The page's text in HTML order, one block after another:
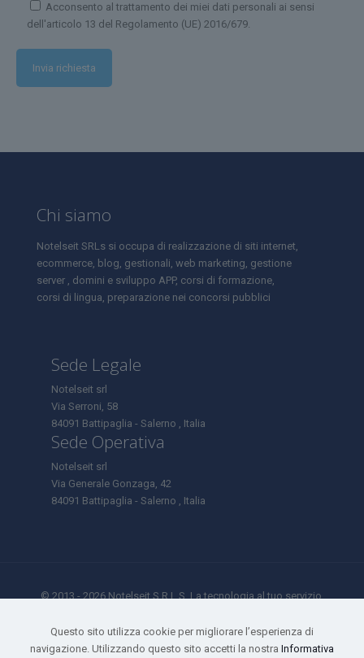
Acconsento al trattamento dei miei dati personali ai sensi
dell'articolo 13 del Regolamento (UE) 2016/679.
Chi siamo
Notelseit SRLs si occupa di realizzazione di siti internet,
ecommerce, blog, gestionali, web marketing, gestione
server , domini e sviluppo APP, corsi di formazione,
corsi di lingua, preparazione nei concorsi pubblici
Sede Legale
Notelseit srl
Via Serroni, 58
84091 Battipaglia - Salerno , Italia
Sede Operativa
Notelseit srl
Via Generale Gonzaga, 42
84091 Battipaglia - Salerno , Italia
© 2013 - 2026 Notelseit S.R.L.S. La tecnologia al tuo servizio.
Sede Legale Via Serroni 58 - Battipaglia ( SA) - 84091 Tel: 0828
1995972 Cell: 327 85 85 275
Questo sito utilizza cookie per migliorare l’esperienza di
navigazione. Utilizzando questo sito accetti la nostra Informativa